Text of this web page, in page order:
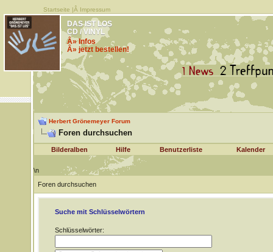
Startseite |Â Impressum
DAS IST LOS
CD / VINYL
Â» Infos
Â» jetzt bestellen!
Herbert Grönemeyer Forum
Foren durchsuchen
Bilderalben Hilfe Benutzerliste Kalender
\n
Foren durchsuchen
Suche mit Schlüsselwörtern
Schlüsselwörter: